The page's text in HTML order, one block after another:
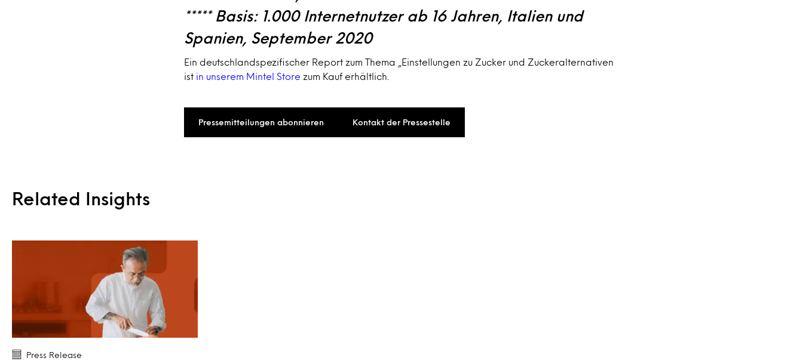
***** Basis: 1.000 Internetnutzer ab 16 Jahren, Italien und
Spanien, September 2020
Ein deutschlandspezifischer Report zum Thema „Einstellungen zu Zucker und Zuckeralternativen
ist in unserem Mintel Store zum Kauf erhältlich.
Pressemitteilungen abonnieren Kontakt der Pressestelle
Related Insights
Press Release